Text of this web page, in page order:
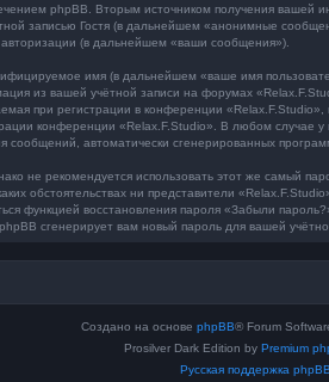
phpBB. Вторым источником получения
записью Гостя (в дальнейшем «анонимные
(в дальнейшем «ваши сообщения»).
имя (в дальнейшем «ваше имя
из вашей учётной записи на форумах
при регистрации в конференции
конференции «Relax.F.Studio». В любом случае
сообщений, автоматически сгенерированных
рекомендуется использовать этот же самый
обстоятельствах ни представители
функцией восстановления пароля «Забыли
сгенерирует вам новый пароль для вашей
Создано на основе phpBB® Forum
Prosilver Dark Edition by Premium
Русская поддержка phpBB